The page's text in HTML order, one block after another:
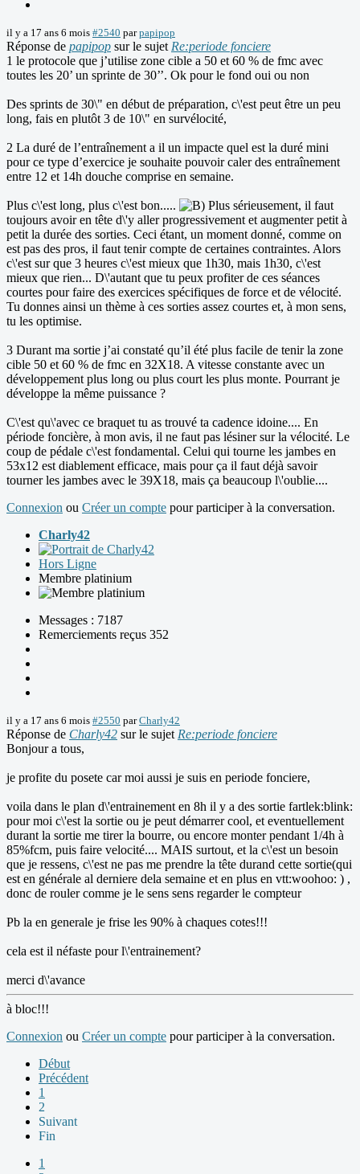
il y a 17 ans 6 mois #2540 parpapipop
Réponse de papipop sur le sujet Re:periode fonciere
1 le protocole que j’utilise zone cible a 50 et 60 % de fmc avec
toutes les 20’ un sprinte de 30’’. Ok pour le fond oui ou non
Des sprints de 30\" en début de préparation, c\'est peut être un peu
long, fais en plutôt 3 de 10\" en survélocité,
2 La duré de l’entraînement a il un impacte quel est la duré mini
pour ce type d’exercice je souhaite pouvoir caler des entraînement
entre 12 et 14h douche comprise en semaine.
Plus c\'est long, plus c\'est bon.....
Plus sérieusement, il faut
toujours avoir en tête d\'y aller progressivement et augmenter petit à
petit la durée des sorties. Ceci étant, un moment donné, comme on
est pas des pros, il faut tenir compte de certaines contraintes. Alors
c\'est sur que 3 heures c\'est mieux que 1h30, mais 1h30, c\'est
mieux que rien... D\'autant que tu peux profiter de ces séances
courtes pour faire des exercices spécifiques de force et de vélocité.
Tu donnes ainsi un thème à ces sorties assez courtes et, à mon sens,
tu les optimise.
3 Durant ma sortie j’ai constaté qu’il été plus facile de tenir la zone
cible 50 et 60 % de fmc en 32X18. A vitesse constante avec un
développement plus long ou plus court les plus monte. Pourrant je
développe la même puissance ?
C\'est qu\'avec ce braquet tu as trouvé ta cadence idoine.... En
période foncière, à mon avis, il ne faut pas lésiner sur la vélocité. Le
coup de pédale c\'est fondamental. Celui qui tourne les jambes en
53x12 est diablement efficace, mais pour ça il faut déjà savoir
tourner les jambes avec le 39X18, mais ça beaucoup l\'oublie....
Connexion ou Créer un compte pour participer à la conversation.
Charly42
Hors Ligne
Membre platinium
Messages : 7187
Remerciements reçus 352
il y a 17 ans 6 mois #2550 parCharly42
Réponse de Charly42 sur le sujet Re:periode fonciere
Bonjour a tous,
je profite du posete car moi aussi je suis en periode fonciere,
voila dans le plan d\'entrainement en 8h il y a des sortie fartlek:blink:
pour moi c\'est la sortie ou je peut démarrer cool, et eventuellement
durant la sortie me tirer la bourre, ou encore monter pendant 1/4h à
85%fcm, puis faire velocité.... MAIS surtout, et la c\'est un besoin
que je ressens, c\'est ne pas me prendre la tête durand cette sortie(qui
est en générale al derniere dela semaine et en plus en vtt:woohoo: ) ,
donc de rouler comme je le sens sens regarder le compteur
Pb la en generale je frise les 90% à chaques cotes!!!
cela est il néfaste pour l\'entrainement?
merci d\'avance
à bloc!!!
Connexion ou Créer un compte pour participer à la conversation.
Début
Précédent
1
2
Suivant
Fin
1